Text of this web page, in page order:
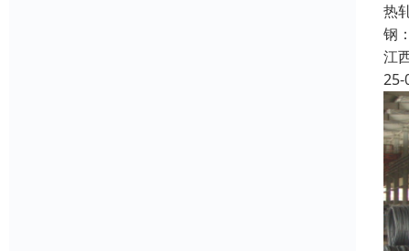
热
钢
江
25-